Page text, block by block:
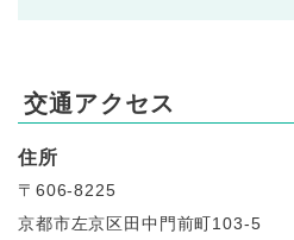
交通アクセス
住所
〒606-8225
京都市左京区田中門前町103-5